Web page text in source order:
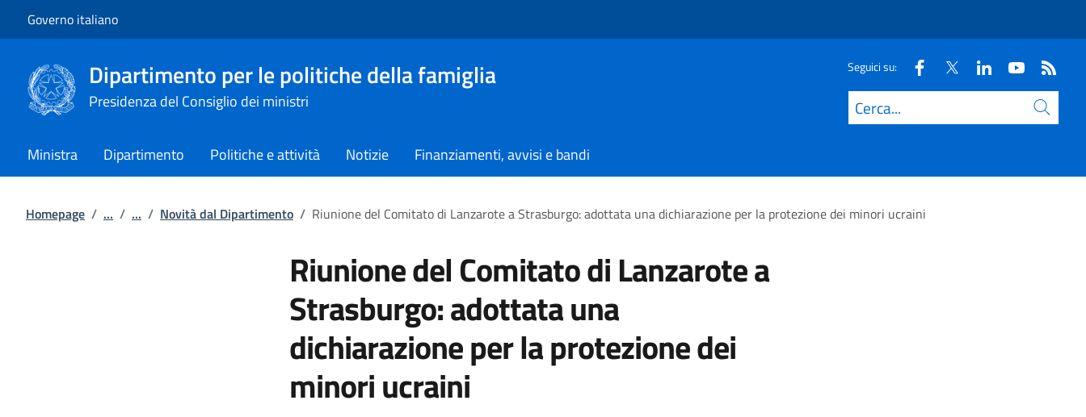
Governo italiano
Dipartimento per le politiche della famiglia
Presidenza del Consiglio dei ministri
Seguici su:
Cerca
Ministra Dipartimento Politiche e attività Notizie Finanziamenti, avvisi e bandi
Homepage / ... / ... / Novità dal Dipartimento / Riunione del Comitato di Lanzarote a Strasburgo: adottata una dichiarazione per la protezione dei minori ucraini
Riunione del Comitato di Lanzarote a
Strasburgo: adottata una
dichiarazione per la protezione dei
minori ucraini